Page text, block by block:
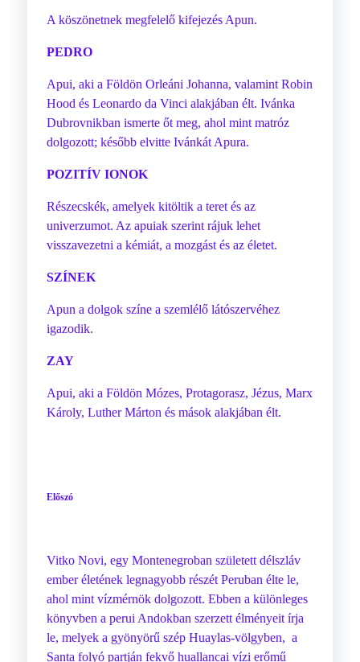
A köszönetnek megfelelő kifejezés Apun.
PEDRO
Apui, aki a Földön Orleáni Johanna, valamint Robin
Hood és Leonardo da Vinci alakjában élt. Ivánka
Dubrovnikban ismerte őt meg, ahol mint matróz
dolgozott; később elvitte Ivánkát Apura.
POZITÍV IONOK
Részecskék, amelyek kitöltik a teret és az
univerzumot. Az apuiak szerint rájuk lehet
visszavezetni a kémiát, a mozgást és az életet.
SZÍNEK
Apun a dolgok színe a szemlélő látószervéhez
igazodik.
ZAY
Apui, aki a Földön Mózes, Protagorasz, Jézus, Marx
Károly, Luther Márton és mások alakjában élt.
Előszó
Vitko Novi, egy Montenegroban született délszláv
ember életének legnagyobb részét Peruban élte le,
ahol mint vízmérnök dolgozott. Ebben a különleges
könyvben a perui Andokban szerzett élményeit írja
le, melyek a gyönyörű szép Huaylas-völgyben, a
Santa folyó partján fekvő huallancai vízi erőmű